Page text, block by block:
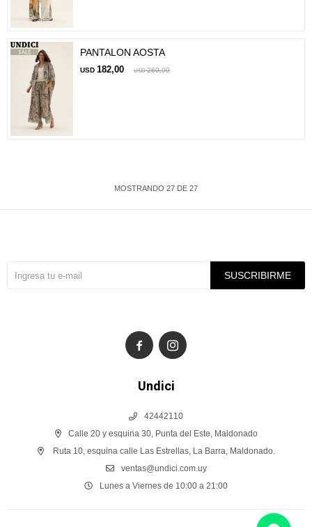
PANTALON AOSTA
USD 182,00 USD 260,00
MOSTRANDO 27 DE 27
Undici
42442110
Calle 20 y esquina 30, Punta del Este, Maldonado
Ruta 10, esquina calle Las Estrellas, La Barra, Maldonado.
ventas@undici.com.uy
Lunes a Viernes de 10:00 a 21:00
SUSCRIBIRME
 